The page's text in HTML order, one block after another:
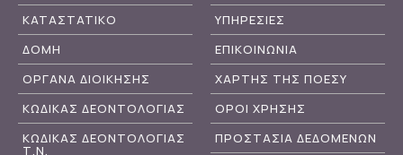
ΚΑΤΑΣΤΑΤΙΚΟ
ΔΟΜΗ
ΟΡΓΑΝΑ ΔΙΟΙΚΗΣΗΣ
ΚΩΔΙΚΑΣ ΔΕΟΝΤΟΛΟΓΙΑΣ
ΚΩΔΙΚΑΣ ΔΕΟΝΤΟΛΟΓΙΑΣ
Τ.Ν.
ΥΠΗΡΕΣΙΕΣ
ΕΠΙΚΟΙΝΩΝΙΑ
ΧΑΡΤΗΣ ΤΗΣ ΠΟΕΣΥ
ΟΡΟΙ ΧΡΗΣΗΣ
ΠΡΟΣΤΑΣΙΑ ΔΕΔΟΜΕΝΩΝ